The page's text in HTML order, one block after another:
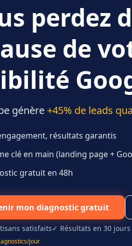
perdez
de
génère +45% de leads
résultats garantis
clé en main (landing page +
gratuit en 48h
mon diagnostic gratuit
satisfaits✓ Résultats en 30 jours
jour